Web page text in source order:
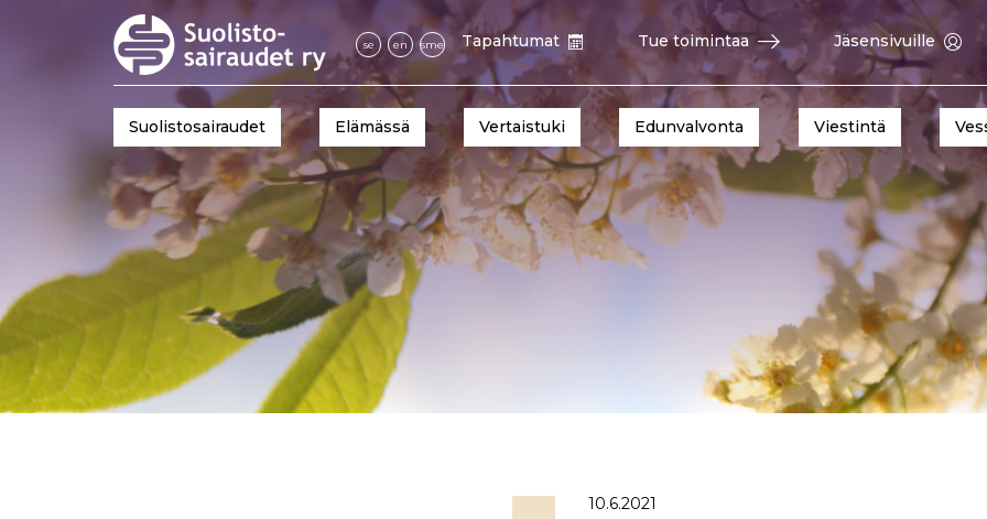
se en sme Tapahtumat Tue toimintaa Jäsensivuille
Suolistosairaudet Elämässä Vertaistuki Edunvalvonta Viestintä
10.6.2021